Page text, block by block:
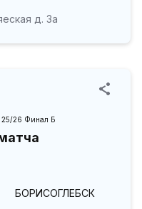
д. 3а
25/26 Финал Б
БОРИСОГЛЕБСК